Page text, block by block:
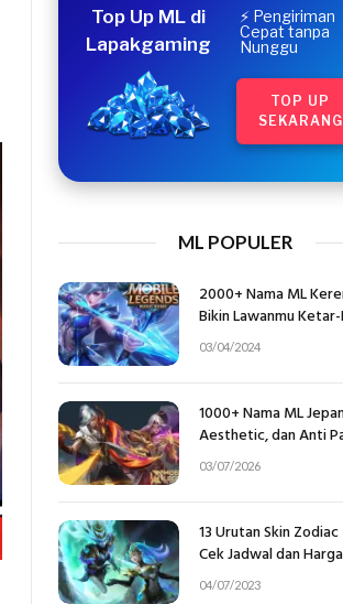
Top Up ML di
Lapakgaming
⚡ Pengiriman
Cepat tanpa
Nunggu
TOP UP
SEKARANG
ML POPULER
2000+ Nama ML
Bikin Lawanmu
03/04/2024
1000+ Nama ML
Aesthetic, dan Anti
03/07/2026
13 Urutan Skin
Cek Jadwal dan
04/07/2023